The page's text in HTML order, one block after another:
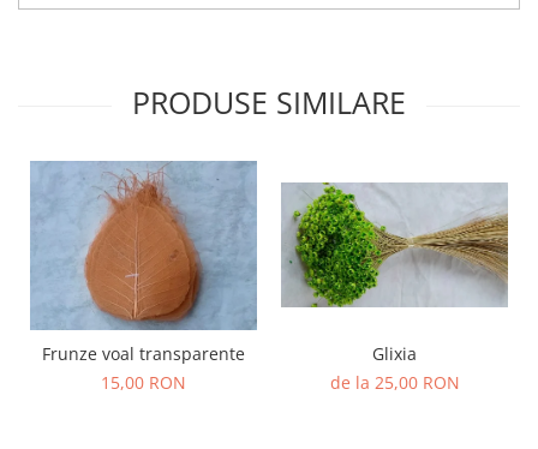
PRODUSE SIMILARE
Frunze voal transparente
15,00 RON
Glixia
de la 25,00 RON